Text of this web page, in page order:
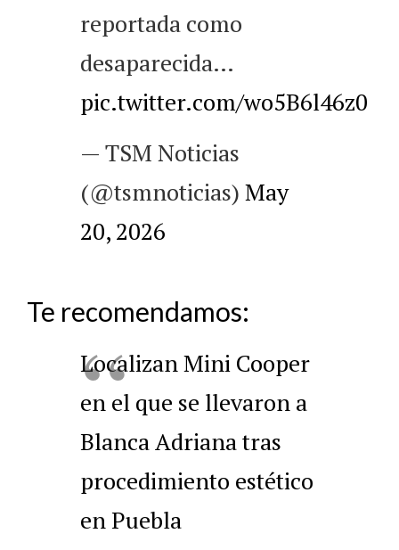
reportada como
desaparecida…
pic.twitter.com/wo5B6l46z0
— TSM Noticias
(@tsmnoticias) May
20, 2026
Te recomendamos:
Localizan Mini Cooper
en el que se llevaron a
Blanca Adriana tras
procedimiento estético
en Puebla